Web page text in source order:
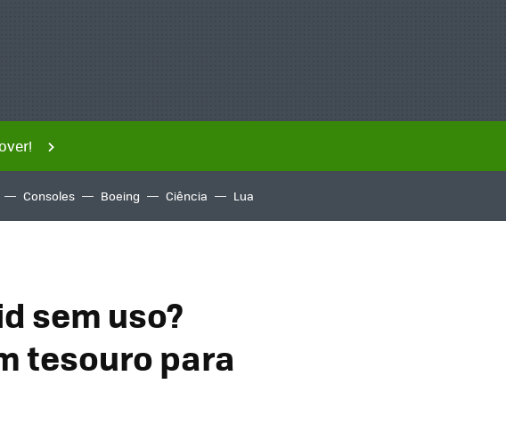
Consoles Boeing Ciência Lua
sem uso?
tesouro para